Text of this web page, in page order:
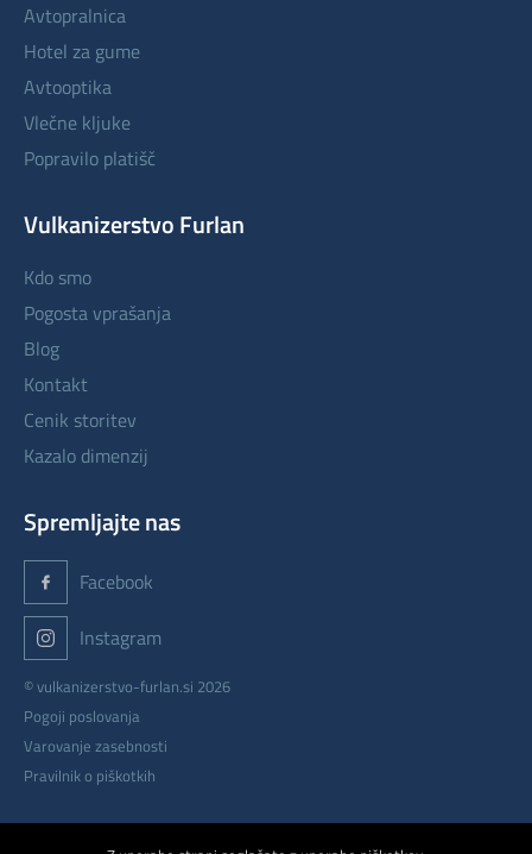
avtopralnica
hotel za gume
avtooptika
vlečne kljuke
popravilo platišč
Vulkanizerstvo Furlan
kdo smo
pogosta vprašanja
blog
kontakt
cenik storitev
kazalo dimenzij
Spremljajte nas
Facebook
Instagram
© vulkanizerstvo-furlan.si 2026
Pogoji poslovanja
Varovanje zasebnosti
Pravilnik o piškotkih